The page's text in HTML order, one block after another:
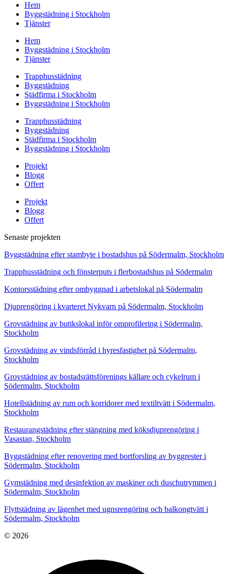
Hem
Byggstädning i Stockholm
Tjänster
Hem
Byggstädning i Stockholm
Tjänster
Trapphusstädning
Byggstädning
Städfirma i Stockholm
Byggstädning i Stockholm
Trapphusstädning
Byggstädning
Städfirma i Stockholm
Byggstädning i Stockholm
Projekt
Blogg
Offert
Projekt
Blogg
Offert
Senaste projekten
Byggstädning efter stambyte i bostadshus på Södermalm, Stockholm
Trapphusstädning och fönsterputs i flerbostadshus på Södermalm
Kontorsstädning efter ombyggnad i arbetslokal på Södermalm
Djuprengöring i kvarteret Nykvarn på Södermalm, Stockholm
Grovstädning av butikslokal inför omprofilering i Södermalm,
Stockholm
Grovstädning av vindsförråd i hyresfastighet på Södermalm,
Stockholm
Grovstädning av bostadsrättsförenings källare och cykelrum i
Södermalm, Stockholm
Hotellstädning av rum och korridorer med textiltvätt i Södermalm,
Stockholm
Restaurangstädning efter stängning med köksdjuprengöring i
Vasastan, Stockholm
Byggstädning efter renovering med bortforsling av byggrester i
Södermalm, Stockholm
Gymstädning med desinfektion av maskiner och duschutrymmen i
Södermalm, Stockholm
Flyttstädning av lägenhet med ugnsrengöring och balkongtvätt i
Södermalm, Stockholm
© 2026